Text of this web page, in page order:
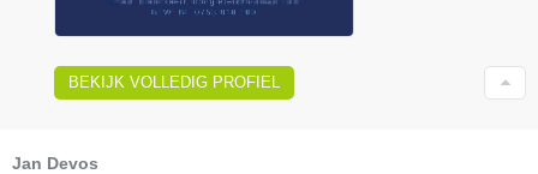
BEKIJK VOLLEDIG PROFIEL
Jan Devos